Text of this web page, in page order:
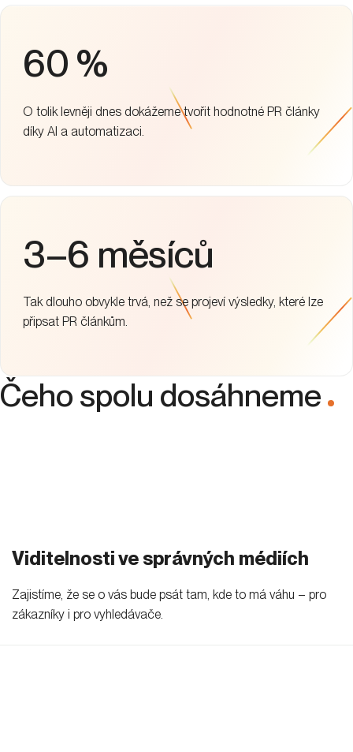
60 %
O tolik levněji dnes dokážeme tvořit hodnotné PR články
díky AI a automatizaci.
3–6 měsíců
Tak dlouho obvykle trvá, než se projeví výsledky, které lze
připsat PR článkům.
Čeho spolu dosáhneme
.
Viditelnosti ve správných médiích
Zajistíme, že se o vás bude psát tam, kde to má váhu – pro
zákazníky i pro vyhledávače.